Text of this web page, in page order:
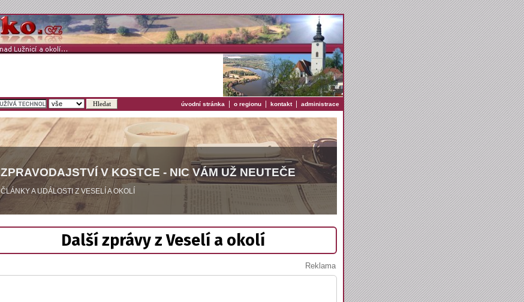
úvodní stránka | o regionu | kontakt| administrace
ZPRAVODAJSTVÍ V KOSTCE - NIC VÁM UŽ NEUTEČE
ČLÁNKY A UDÁLOSTI Z VESELÍ A OKOLÍ
Další zprávy z Veselí a okolí
Reklama